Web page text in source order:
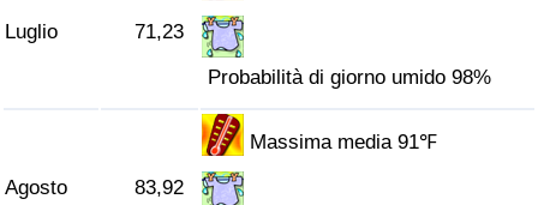
Luglio 71,23
Probabilità di giorno umido 98%
Agosto 83,92
Massima media 91℉